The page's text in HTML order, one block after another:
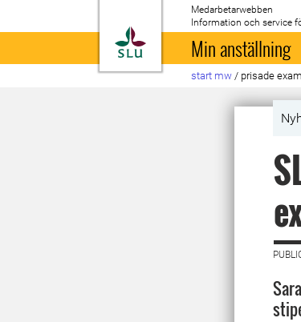
Till startsida
Medarbetarwebben
Information och service
Min anställning
start mw / prisade